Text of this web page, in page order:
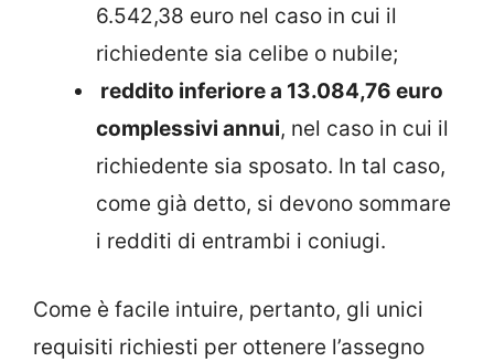
6.542,38 euro nel caso in cui il
richiedente sia celibe o nubile;
reddito inferiore a 13.084,76 euro
complessivi annui, nel caso in cui il
richiedente sia sposato. In tal caso,
come già detto, si devono sommare
i redditi di entrambi i coniugi.
Come è facile intuire, pertanto, gli unici
requisiti richiesti per ottenere l’assegno